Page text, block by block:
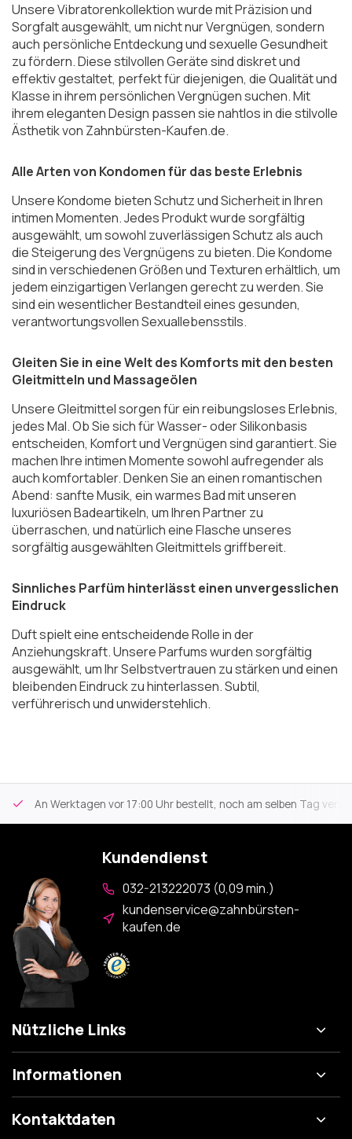
Unsere Vibratorenkollektion wurde mit Präzision und
Sorgfalt ausgewählt, um nicht nur Vergnügen, sondern
auch persönliche Entdeckung und sexuelle Gesundheit
zu fördern. Diese stilvollen Geräte sind diskret und
effektiv gestaltet, perfekt für diejenigen, die Qualität und
Klasse in ihrem persönlichen Vergnügen suchen. Mit
ihrem eleganten Design passen sie nahtlos in die stilvolle
Ästhetik von Zahnbürsten-Kaufen.de.
Alle Arten von Kondomen für das beste Erlebnis
Unsere Kondome bieten Schutz und Sicherheit in Ihren
intimen Momenten. Jedes Produkt wurde sorgfältig
ausgewählt, um sowohl zuverlässigen Schutz als auch
die Steigerung des Vergnügens zu bieten. Die Kondome
sind in verschiedenen Größen und Texturen erhältlich, um
jedem einzigartigen Verlangen gerecht zu werden. Sie
sind ein wesentlicher Bestandteil eines gesunden,
verantwortungsvollen Sexuallebensstils.
Gleiten Sie in eine Welt des Komforts mit den besten
Gleitmitteln und Massageölen
Unsere Gleitmittel sorgen für ein reibungsloses Erlebnis,
jedes Mal. Ob Sie sich für Wasser- oder Silikonbasis
entscheiden, Komfort und Vergnügen sind garantiert. Sie
machen Ihre intimen Momente sowohl aufregender als
auch komfortabler. Denken Sie an einen romantischen
Abend: sanfte Musik, ein warmes Bad mit unseren
luxuriösen Badeartikeln, um Ihren Partner zu
überraschen, und natürlich eine Flasche unseres
sorgfältig ausgewählten Gleitmittels griffbereit.
Sinnliches Parfüm hinterlässt einen unvergesslichen
Eindruck
Duft spielt eine entscheidende Rolle in der
Anziehungskraft. Unsere Parfums wurden sorgfältig
ausgewählt, um Ihr Selbstvertrauen zu stärken und einen
bleibenden Eindruck zu hinterlassen. Subtil,
verführerisch und unwiderstehlich.
An Werktagen vor 17:00 Uhr bestellt, noch am selben Tag
Kundendienst
032-213222073 (0,09 min.)
kundenservice@zahnbürsten-
kaufen.de
Nützliche Links
Informationen
Kontaktdaten